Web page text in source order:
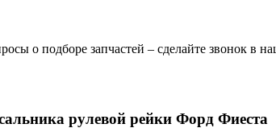
о подборе запчастей – сделайте звонок в
рулевой рейки Форд Фиеста